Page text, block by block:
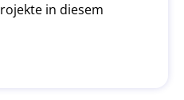
in diesem